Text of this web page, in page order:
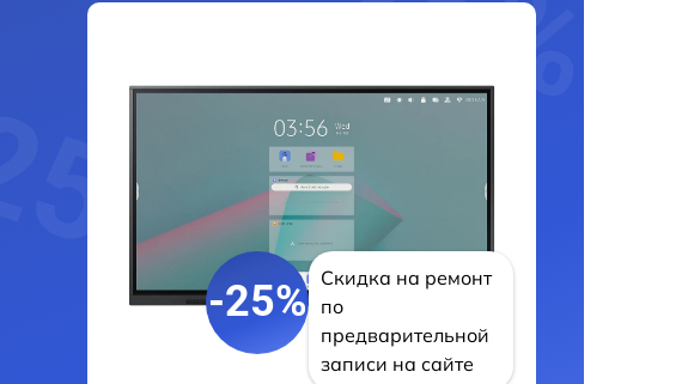
-25%
Скидка на ремонт
по
предварительной
записи на сайте